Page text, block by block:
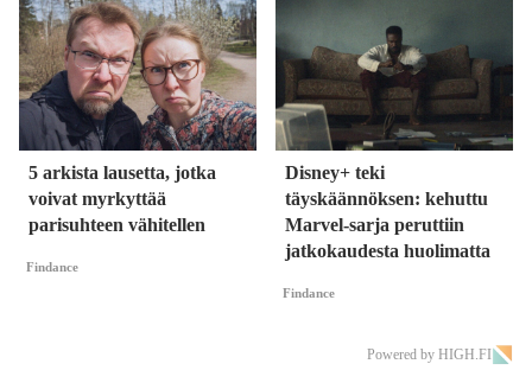
5 arkista lausetta, jotka
voivat myrkyttää
parisuhteen vähitellen
Findance
Disney+ teki
täyskäännöksen: kehuttu
Marvel-sarja peruttiin
jatkokaudesta huolimatta
Findance
Powered by HIGH.FI